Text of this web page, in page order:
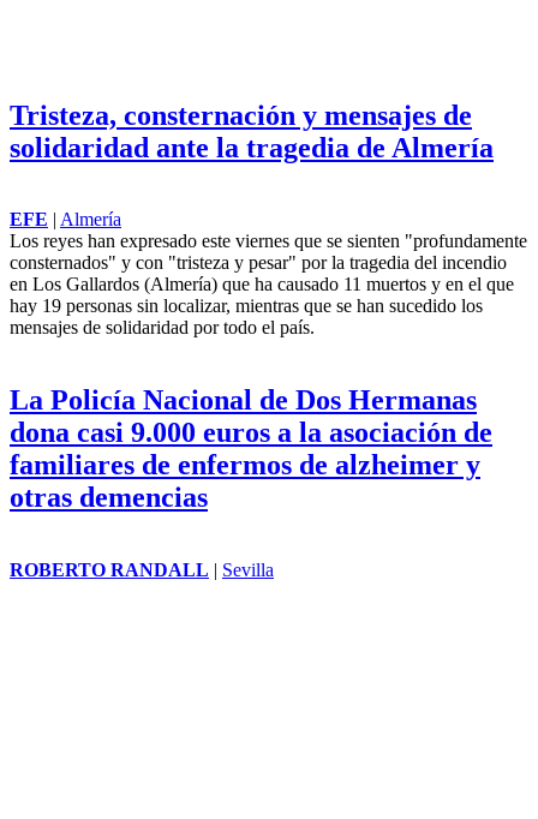
Tristeza, consternación y mensajes de
solidaridad ante la tragedia de Almería
EFE
Almería
Los reyes han expresado este viernes que se sienten "profundamente
consternados" y con "tristeza y pesar" por la tragedia del incendio
en Los Gallardos (Almería) que ha causado 11 muertos y en el que
hay 19 personas sin localizar, mientras que se han sucedido los
mensajes de solidaridad por todo el país.
La Policía Nacional de Dos Hermanas
dona casi 9.000 euros a la asociación de
familiares de enfermos de alzheimer y
otras demencias
ROBERTO RANDALL | Sevilla